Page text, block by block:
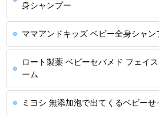
身シャンプー
ママアンドキッズ ベビー全身シャン
ロート製薬 ベビーセバメド フェイ
ーム
ミヨシ 無添加泡で出てくるベビーせ